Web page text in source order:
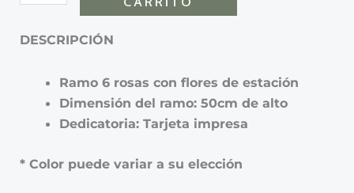
DESCRIPCIÓN
Ramo 6 rosas con flores de estación
Dimensión del ramo: 50cm de alto
Dedicatoria: Tarjeta impresa
* Color puede variar a su elección